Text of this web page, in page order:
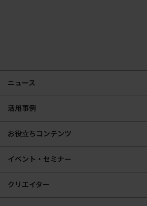
ニュース
活用事例
お役立ちコンテンツ
イベント・セミナー
クリエイター